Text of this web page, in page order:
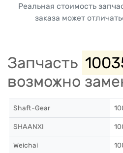
Реальная стоимость
заказа может
Запчасть
возможно
Shaft-Gear
SHAANXI
Weichai